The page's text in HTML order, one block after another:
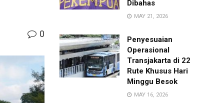
0
Dibahas
MAY 21, 2026
Penyesuaian
Operasional
Transjakarta di 22
Rute Khusus Hari
Minggu Besok
MAY 16, 2026